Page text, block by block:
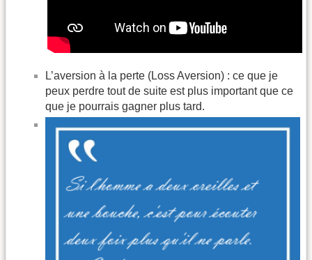
L’aversion à la perte (Loss Aversion) : ce que je
peux perdre tout de suite est plus important que ce
que je pourrais gagner plus tard.